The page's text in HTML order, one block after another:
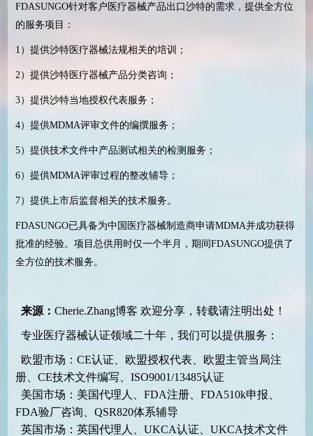
FDASUNGO针对客户医疗器械产品出口沙特的需求，提供全方位
的服务项目：
1 ）提供沙特医疗器械法规相关的培训；
2 ）提供沙特医疗器械产品分类咨询；
3）提供沙特当地授权代表服务；
4）提供MDMA评审文件的编撰服务；
5）提供技术文件中产品测试相关的检测服务；
6）提供MDMA评审过程的整改辅导；
7）提供上市后监督相关的技术服务。
FDASUNGO已具备为中国医疗器械制造商申请MDMA并成功获得
批准的经验。项目总供用时仅一个半月，期间FDASUNGO提供了
全方位的技术服务。
来源： Cherie.Zhang博客 欢迎分享，转载请注明出处！
专业医疗器械认证领域二十年，我们可以提供服务：
欧盟市场：CE认证、欧盟授权代表、欧盟主管当局注
册、CE技术文件编写、ISO9001/13485认证
美国市场：美国代理人、FDA注册、FDA510k申报、
FDA验厂咨询、QSR820体系辅导
英国市场：英国代理人、UKCA认证、UKCA技术文件